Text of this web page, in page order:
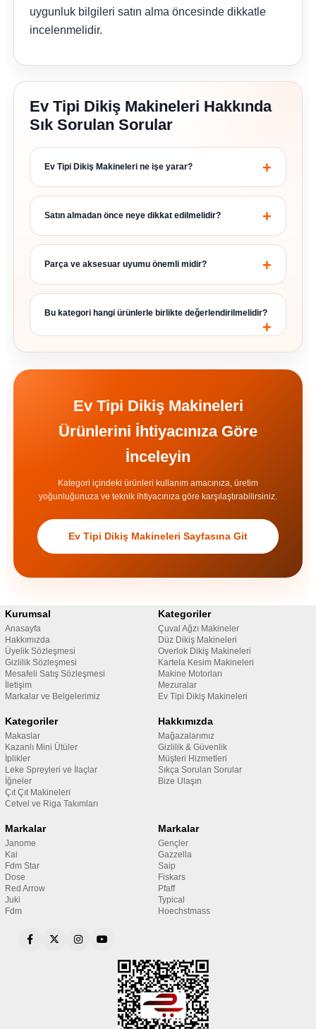
uygunluk bilgileri satın alma öncesinde dikkatle
incelenmelidir.
Ev Tipi Dikiş Makineleri Hakkında
Sık Sorulan Sorular
Ev Tipi Dikiş Makineleri ne işe yarar?
Satın almadan önce neye dikkat edilmelidir?
Parça ve aksesuar uyumu önemli midir?
Bu kategori hangi ürünlerle birlikte değerlendirilmelidir?
Ev Tipi Dikiş Makineleri
Ürünlerini İhtiyacınıza Göre
İnceleyin
Kategori içindeki ürünleri kullanım amacınıza, üretim
yoğunluğunuza ve teknik ihtiyacınıza göre karşılaştırabilirsiniz.
Ev Tipi Dikiş Makineleri Sayfasına Git
Kurumsal
Anasayfa
Hakkımızda
Üyelik Sözleşmesi
Gizlilik Sözleşmesi
Mesafeli Satış Sözleşmesi
İletişim
Markalar ve Belgelerimiz
Kategoriler
Çuval Ağzı Makineler
Düz Dikiş Makineleri
Overlok Dikiş Makineleri
Kartela Kesim Makineleri
Makine Motorları
Mezuralar
Ev Tipi Dikiş Makineleri
Kategoriler
Makaslar
Kazanlı Mini Ütüler
İplikler
Leke Spreyleri ve İlaçlar
İğneler
Çıt Çıt Makineleri
Cetvel ve Riga Takımları
Hakkımızda
Mağazalarımız
Gizlilik & Güvenlik
Müşteri Hizmetleri
Sıkça Sorulan Sorular
Bize Ulaşın
Markalar
Janome
Kai
Fdm Star
Dose
Red Arrow
Juki
Fdm
Markalar
Gençler
Gazzella
Saip
Fiskars
Pfaff
Typical
Hoechstmass